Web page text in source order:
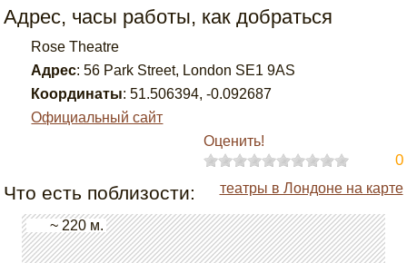
Адрес, часы работы, как добраться
Rose Theatre
Адрес:56 Park Street, London SE1 9AS
Координаты: 51.506394,-0.092687
Официальный сайт
Оценить!
0
Что есть поблизости: театры в Лондоне на карте
~ 220 м.